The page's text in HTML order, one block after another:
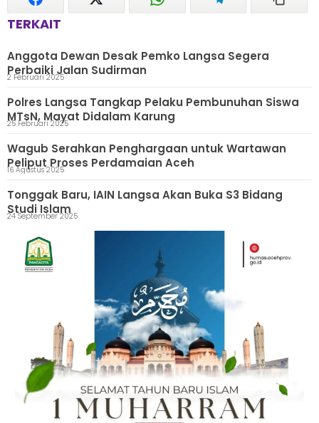
TERKAIT
Anggota Dewan Desak Pemko Langsa Segera
Perbaiki Jalan Sudirman
2 Februari 2025
Polres Langsa Tangkap Pelaku Pembunuhan Siswa
MTsN, Mayat Didalam Karung
25 Februari 2025
Wagub Serahkan Penghargaan untuk Wartawan
Peliput Proses Perdamaian Aceh
16 Agustus 2025
Tonggak Baru, IAIN Langsa Akan Buka S3 Bidang
Studi Islam
24 September 2025